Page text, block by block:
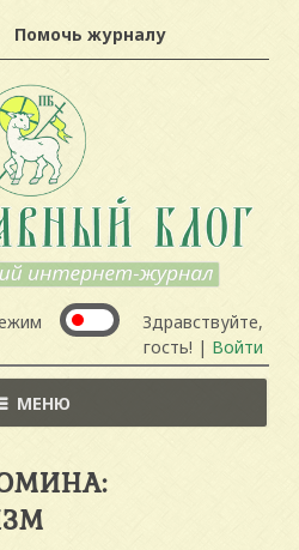
Помочь журналу
Здравствуйте,
гость! | Войти
МЕНЮ